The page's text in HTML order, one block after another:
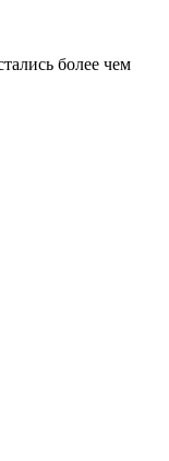
более чем